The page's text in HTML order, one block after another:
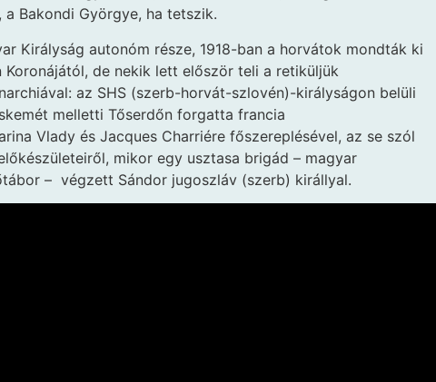
Bakondi Györgye, ha tetszik.
Királyság autonóm része, 1918-ban a horvátok mondták ki
de nekik lett először teli a retiküljük
az SHS (szerb-horvát-szlovén)-királyságon belüli
melletti Tőserdőn forgatta francia
Vlady és Jacques Charriére főszereplésével, az se szól
mikor egy usztasa brigád – magyar
– végzett Sándor jugoszláv (szerb) királlyal.